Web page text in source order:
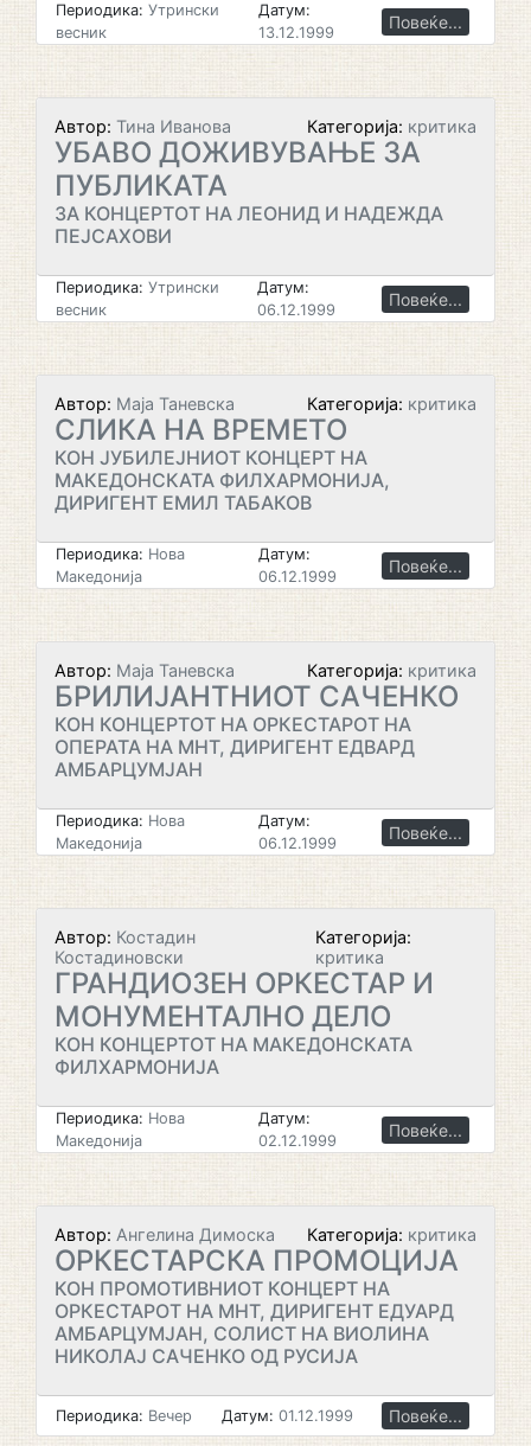
Периодика: Утрински
весник
Датум:
13.12.1999
Повеќе...
Автор: Тина Иванова Категорија: критика
УБАВО ДОЖИВУВАЊЕ ЗА
ПУБЛИКАТА
ЗА КОНЦЕРТОТ НА ЛЕОНИД И НАДЕЖДА
ПЕЈСАХОВИ
Периодика: Утрински
весник
Датум:
06.12.1999
Повеќе...
Автор: Маја Таневска Категорија: критика
СЛИКА НА ВРЕМЕТО
КОН ЈУБИЛЕЈНИОТ КОНЦЕРТ НА
МАКЕДОНСКАТА ФИЛХАРМОНИЈА,
ДИРИГЕНТ ЕМИЛ ТАБАКОВ
Периодика: Нова
Македонија
Датум:
06.12.1999
Повеќе...
Автор: Маја Таневска Категорија: критика
БРИЛИЈАНТНИОТ САЧЕНКО
КОН КОНЦЕРТОТ НА ОРКЕСТАРОТ НА
ОПЕРАТА НА МНТ, ДИРИГЕНТ ЕДВАРД
АМБАРЦУМЈАН
Периодика: Нова
Македонија
Датум:
06.12.1999
Повеќе...
Автор: Костадин
Костадиновски
Категорија:
критика
ГРАНДИОЗЕН ОРКЕСТАР И
МОНУМЕНТАЛНО ДЕЛО
КОН КОНЦЕРТОТ НА МАКЕДОНСКАТА
ФИЛХАРМОНИЈА
Периодика: Нова
Македонија
Датум:
02.12.1999
Повеќе...
Автор: Ангелина Димоска Категорија: критика
ОРКЕСТАРСКА ПРОМОЦИЈА
КОН ПРОМОТИВНИОТ КОНЦЕРТ НА
ОРКЕСТАРОТ НА МНТ, ДИРИГЕНТ ЕДУАРД
АМБАРЦУМЈАН, СОЛИСТ НА ВИОЛИНА
НИКОЛАЈ САЧЕНКО ОД РУСИЈА
Периодика: Вечер Датум: 01.12.1999 Повеќе...